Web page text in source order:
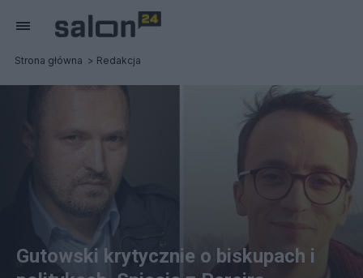
Strona główna Redakcja
Gutowski krytycznie o biskupach i